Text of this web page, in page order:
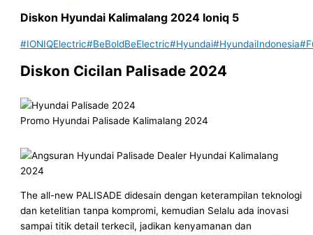
Diskon Hyundai Kalimalang 2024 Ioniq 5
#IONIQElectric#BeBoldBeElectric#Hyundai#HyundaiIndonesia
Diskon Cicilan Palisade 2024
Promo Hyundai Palisade Kalimalang 2024
The all-new PALISADE didesain dengan keterampilan teknologi
dan ketelitian tanpa kompromi, kemudian Selalu ada inovasi
sampai titik detail terkecil, jadikan kenyamanan dan